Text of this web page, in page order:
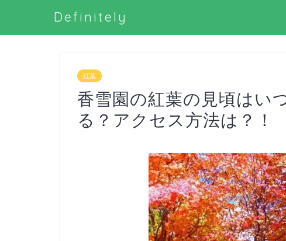
Definitely
紅葉
香雪園の紅葉の見頃はい
る？アクセス方法は？！